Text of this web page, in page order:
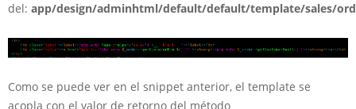
del: app/design/adminhtml/default/default/template/sales/
Como se puede ver en el snippet anterior, el template se
acopla con el valor de retorno del método